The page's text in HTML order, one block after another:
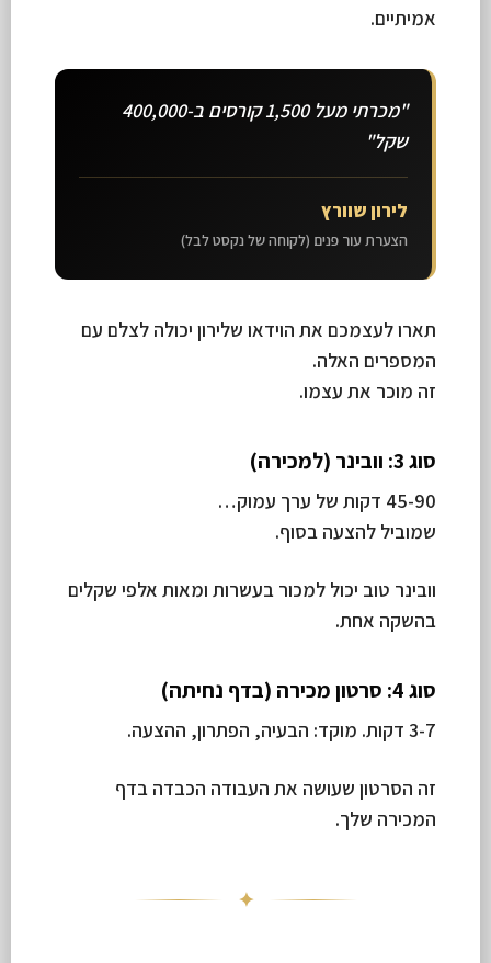
אמיתיים.
"מכרתי מעל 1,500 קורסים ב-400,000
שקל"
לירון שוורץ
הצערת עור פנים (לקוחה של נקסט לבל)
תארו לעצמכם את הוידאו שלירון יכולה לצלם עם
המספרים האלה.
זה מוכר את עצמו.
סוג 3: וובינר (למכירה)
45-90 דקות של ערך עמוק…
שמוביל להצעה בסוף.
וובינר טוב יכול למכור בעשרות ומאות אלפי שקלים
בהשקה אחת.
סוג 4: סרטון מכירה (בדף נחיתה)
3-7 דקות. מוקד: הבעיה, הפתרון, ההצעה.
זה הסרטון שעושה את העבודה הכבדה בדף
המכירה שלך.
✦